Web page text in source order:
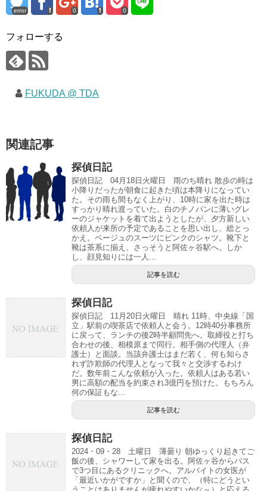
error 0 0
フォローする
FUKUDA @ TDA
関連記事
探偵日記
探偵日記 04月18日火曜日 雨のち晴れ 散歩の時は
小降りだったが朝食に起きた頃は本降りになってい
た。その雨も間もなく上がり、10時に家を出た時は
すっかり晴れ渡っていた。白のチノパンに薄いグレ
ーのジャケットを着て出ようとしたが、夕方新しい
依頼人が来所の予定であることを思い出し、総とっ
かえ。ベージュのスーツにピンクのシャツ。靴下と
靴は茶系に揃え、さっそうと阿佐ヶ谷駅へ。しか
し、顔見知りには一人...
記事を読む
探偵日記
探偵日記 11月20日火曜日 晴れ 11時、中央線「国
立」駅前の喫茶店で依頼人と会う。12時40分事務所
に戻って、ランチの後2時半顧問先へ。取締役と打ち
合わせの後、相模原まで同行。相手側の代理人（弁
護士）と面談。当該弁護士はまだ若く、何も知らさ
れず詐欺師の代理人となって我々と交渉するわけ
だ。数年前こんな依頼が入った。依頼人はある若い
男に高額の配当を約束され3億円を預けた。もちろん
何の保証もな...
記事を読む
探偵日記
2024・09・28 土曜日 薄曇り 朝ゆっくり起きてご
飯の後、シャワーして家を出る。阿佐ヶ谷からバス
で3つ目にあるクリニックへ。アルバイトの女医が
「最近いかがですか」と聞くので、（特にどうとい